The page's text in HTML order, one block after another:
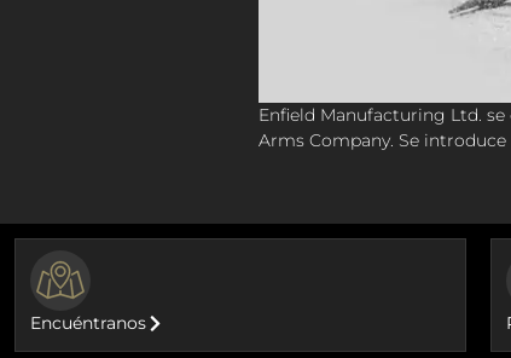
Enfield Manufacturing Ltd. se
Arms Company. Se
Encuéntranos